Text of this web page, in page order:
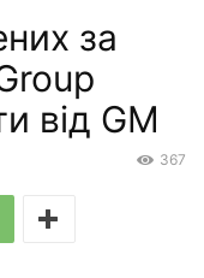
за
від GM
367